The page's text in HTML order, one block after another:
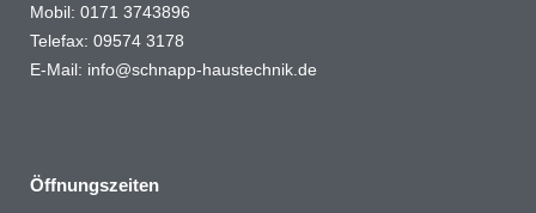
Mobil: 0171 3743896
Telefax: 09574 3178
E-Mail: info@schnapp-haustechnik.de
Öffnungszeiten